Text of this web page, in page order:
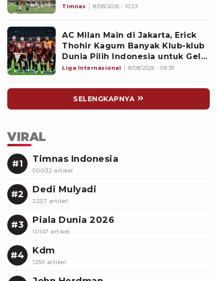
Selanjutnya Jadi Pembuktian
Timnas 8/08/2026 - 10:23
AC Milan Main di Jakarta, Erick
Thohir Kagum Banyak Klub-klub
Dunia Pilih Indonesia untuk Gelar
Pramusim: Dampaknya Positif
Liga Internasional 8/08/2026 - 09:39
SELENGKAPNYA
VIRAL
#1 Timnas Indonesia
50032 artikel
#2 Dedi Mulyadi
2237 artikel
#3 Piala Dunia 2026
10147 artikel
#4 Kdm
1259 artikel